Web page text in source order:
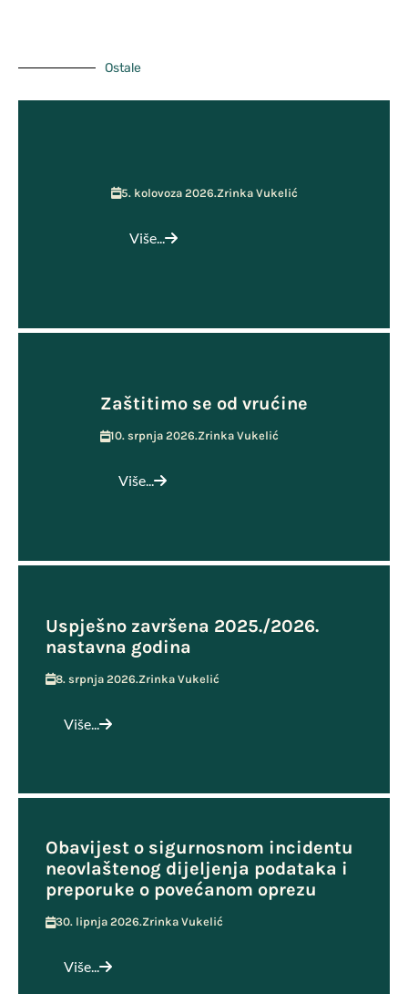
Ostale
5. kolovoza 2026.Zrinka Vukelić
Više...
Zaštitimo se od vrućine
10. srpnja 2026.Zrinka Vukelić
Više...
Uspješno završena 2025./2026.
nastavna godina
8. srpnja 2026.Zrinka Vukelić
Više...
Obavijest o sigurnosnom incidentu
neovlaštenog dijeljenja podataka i
preporuke o povećanom oprezu
30. lipnja 2026.Zrinka Vukelić
Više...